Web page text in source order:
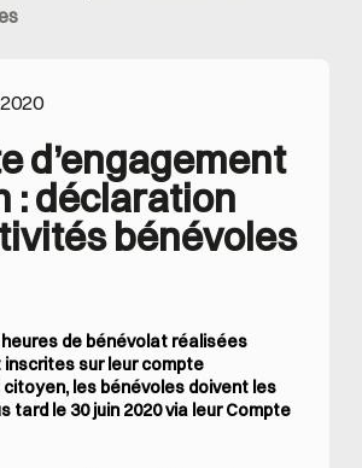
d’engagement
: déclaration
bénévoles
heures de bénévolat réalisées
inscrites sur leur compte
citoyen, les bénévoles doivent les
tard le 30 juin 2020 via leur Compte